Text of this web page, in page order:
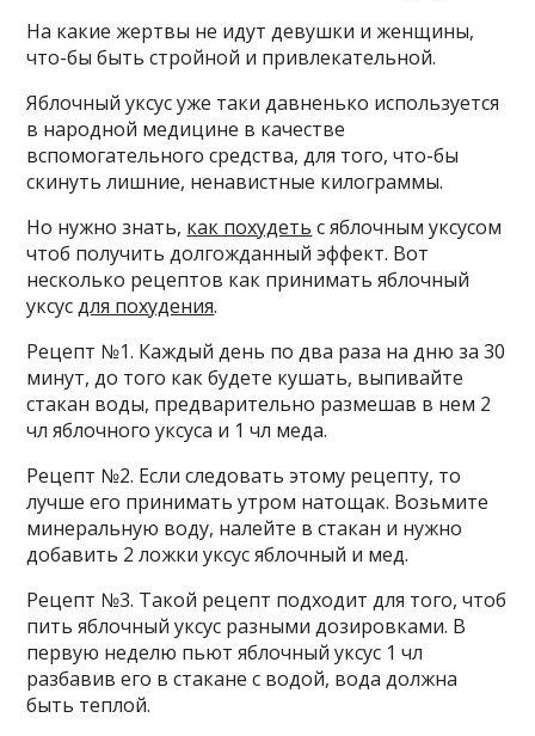
На какие жертвы не идут девушки и женщины,
что-бы быть стройной и привлекательной.
Яблочный уксус уже таки давненько используется
в народной медицине в качестве
вспомогательного средства, для того, что-бы
скинуть лишние, ненавистные килограммы.
Но нужно знать, как похудеть с яблочным уксусом
чтоб получить долгожданный эффект. Вот
несколько рецептов как принимать яблочный
уксусдля похудения.
Рецепт №1. Каждый день по два раза на дню за 30
минут, до того как будете кушать, выпивайте
стакан воды, предварительно размешав в нем 2
чл яблочного уксуса и 1 чл меда.
Рецепт №2. Если следовать этому рецепту, то
лучше его принимать утром натощак. Возьмите
минеральную воду, налейте в стакан и нужно
добавить 2 ложки уксус яблочный и мед.
Рецепт №3. Такой рецепт подходит для того, чтоб
пить яблочный уксус разными дозировками. В
первую неделю пьют яблочный уксус 1 чл
разбавив его в стакане с водой, вода должна
быть теплой.